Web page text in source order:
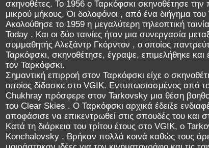
σκηνοθέτες. Το 1956 ο Ταρκόφσκι σκηνοθέτησε την
μικρού μήκους, Οι δολοφόνοι , από ένα διήγημα του
Ακολούθησε το 1959 η μεγαλύτερη τηλεοπτική
Today . Και οι δύο ταινίες ήταν μια συνεργασία
συμμαθητής Αλεξάντρ Γκόρντον , ο οποίος
Ταρκόφσκι, σκηνοθέτησε, έγραψε, επιμελήθηκε και
τον Ταρκόφσκι.
Σημαντική επιρροή στον Ταρκόφσκι είχε ο
οποίος δίδασκε στο VGIK. Εντυπωσιασμένος από
Chukhray πρόσφερε στον Tarkovsky μια θέση
του Clear Skies . Ο Ταρκόφσκι αρχικά έδειξε
αποφάσισε να επικεντρωθεί στις σπουδές του και
Κατά τη διάρκεια του τρίτου έτους στο VGIK, ο
Konchalovsky . Βρήκαν πολλά κοινά καθώς τους